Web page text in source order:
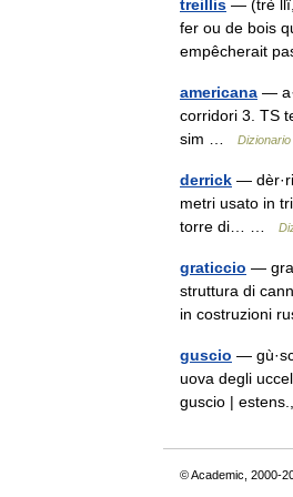
treillis — (trè llî,
fer ou de bois
empêcherait
americana —
corridori 3. TS
sim …
Dizionario
derrick —
metri usato in
torre di… …
graticcio —
struttura di
in costruzioni
guscio —
uova degli
guscio |
© Academic, 2000-